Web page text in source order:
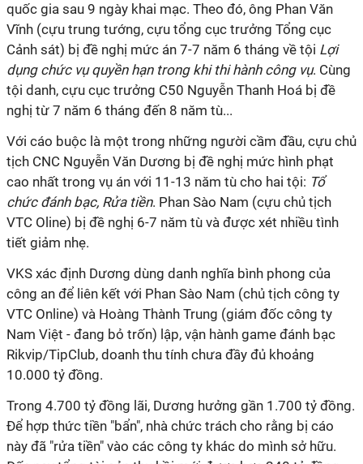
quốc gia sau 9 ngày khai mạc. Theo đó, ông Phan Văn
Vĩnh (cựu trung tướng, cựu tổng cục trưởng Tổng cục
Cảnh sát) bị đề nghị mức án 7-7 năm 6 tháng về tội Lợi
dụng chức vụ quyền hạn trong khi thi hành công vụ. Cùng
tội danh, cựu cục trưởng C50 Nguyễn Thanh Hoá bị đề
nghị từ 7 năm 6 tháng đến 8 năm tù...
Với cáo buộc là một trong những người cầm đầu, cựu chủ
tịch CNC Nguyễn Văn Dương bị đề nghị mức hình phạt
cao nhất trong vụ án với 11-13 năm tù cho hai tội: Tổ
chức đánh bạc, Rửa tiền. Phan Sào Nam (cựu chủ tịch
VTC Oline) bị đề nghị 6-7 năm tù và được xét nhiều tình
tiết giảm nhẹ.
VKS xác định Dương dùng danh nghĩa bình phong của
công an để liên kết với Phan Sào Nam (chủ tịch công ty
VTC Online) và Hoàng Thành Trung (giám đốc công ty
Nam Việt - đang bỏ trốn) lập, vận hành game đánh bạc
Rikvip/TipClub, doanh thu tính chưa đầy đủ khoảng
10.000 tỷ đồng.
Trong 4.700 tỷ đồng lãi, Dương hưởng gần 1.700 tỷ đồng.
Để hợp thức tiền "bẩn", nhà chức trách cho rằng bị cáo
này đã "rửa tiền" vào các công ty khác do mình sở hữu.